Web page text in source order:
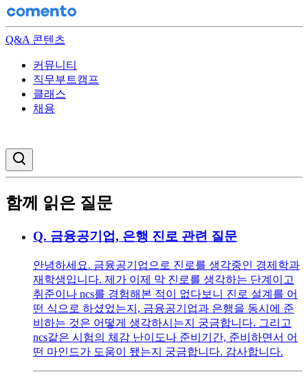
Q&A 콘텐츠
커뮤니티
직무부트캠프
클래스
채용
함께 읽은 질문
Q. 금융공기업, 은행 진로 관련 질문
안녕하세요. 금융공기업으로 진로를 생각중인 경제학과
재학생입니다. 제가 이제 막 진로를 생각하는 단계이고
취준이나 ncs를 경험해본 적이 없다보니 진로 설계를 어
떤 식으로 하셨었는지, 금융공기업과 은행을 동시에 준
비하는 것은 어떻게 생각하시는지 궁금합니다. 그리고
ncs같은 시험의 체감 난이도나 준비기간, 준비하면서 어
떤 마인드가 도움이 됐는지 궁금합니다. 감사합니다.